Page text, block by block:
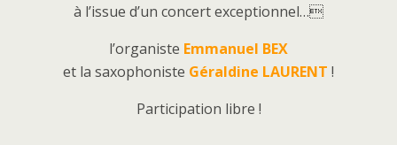
à l’issue d’un concert exceptionnel…
l’organiste Emmanuel BEX
et la saxophoniste Géraldine LAURENT !
Participation libre !